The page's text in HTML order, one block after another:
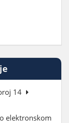
14
elektronskom